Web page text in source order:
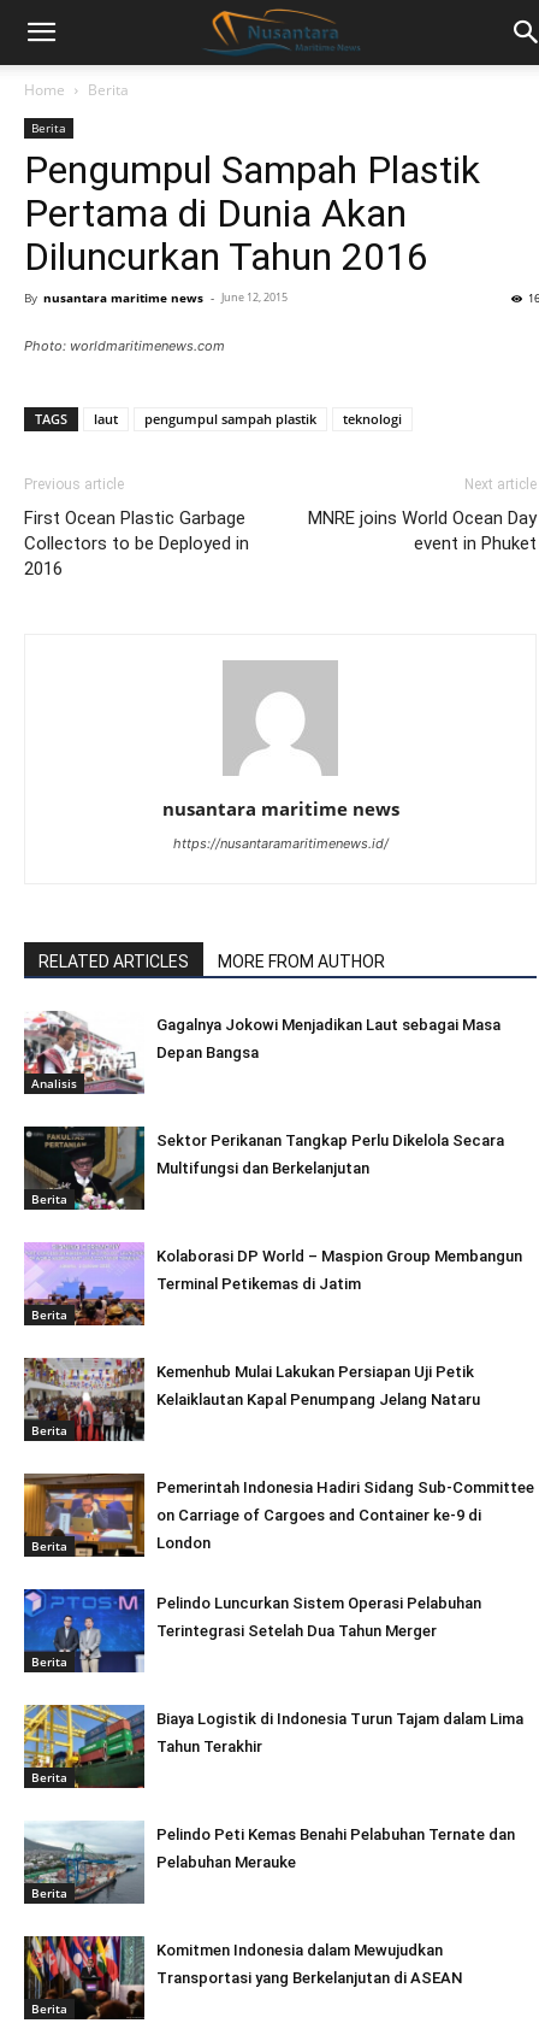
Home Berita
Berita
Pengumpul Sampah Plastik
Pertama di Dunia Akan
Diluncurkan Tahun 2016
By nusantara maritime news - June 12, 2015
Photo: worldmaritimenews.com
TAGS laut pengumpul sampah plastik teknologi
Previous article
First Ocean Plastic Garbage
Collectors to be Deployed in
2016
Next article
MNRE joins World Ocean Day
event in Phuket
nusantara maritime news
https://nusantaramaritimenews.id/
RELATED ARTICLES MORE FROM AUTHOR
Analisis
Gagalnya Jokowi Menjadikan Laut sebagai Masa
Depan Bangsa
Berita
Sektor Perikanan Tangkap Perlu Dikelola Secara
Multifungsi dan Berkelanjutan
Berita
Kolaborasi DP World – Maspion Group Membangun
Terminal Petikemas di Jatim
Berita
Kemenhub Mulai Lakukan Persiapan Uji Petik
Kelaiklautan Kapal Penumpang Jelang Nataru
Berita
Pemerintah Indonesia Hadiri Sidang Sub-Committee
on Carriage of Cargoes and Container ke-9 di
London
Berita
Pelindo Luncurkan Sistem Operasi Pelabuhan
Terintegrasi Setelah Dua Tahun Merger
Berita
Biaya Logistik di Indonesia Turun Tajam dalam Lima
Tahun Terakhir
Berita
Pelindo Peti Kemas Benahi Pelabuhan Ternate dan
Pelabuhan Merauke
Berita
Komitmen Indonesia dalam Mewujudkan
Transportasi yang Berkelanjutan di ASEAN